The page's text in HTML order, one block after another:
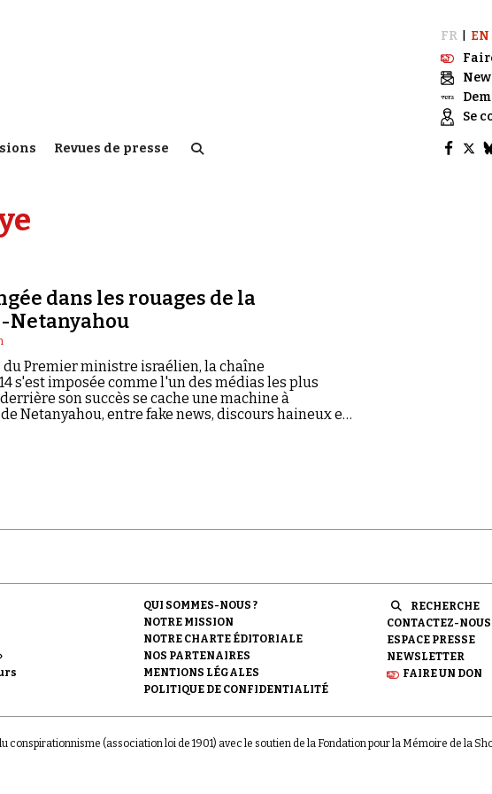
Revues de presse
FR
EN
Se
dans les rouages de la
Netanyahou
Premier ministre israélien, la chaîne
s'est imposée comme l'un des médias les plus
son succès se cache une machine à
Netanyahou, entre fake news, discours haineux et
QUI SOMMES-NOUS ?
NOTRE MISSION
NOTRE CHARTE ÉDITORIALE
NOS PARTENAIRES
MENTIONS LÉGALES
POLITIQUE DE CONFIDENTIALITÉ
RECHERCHE
CONTACTEZ-NOUS
ESPACE PRESSE
NEWSLETTER
FAIRE UN DON
conspirationnisme (association loi de 1901) avec le soutien de la Fondation pour la Mémoire de la